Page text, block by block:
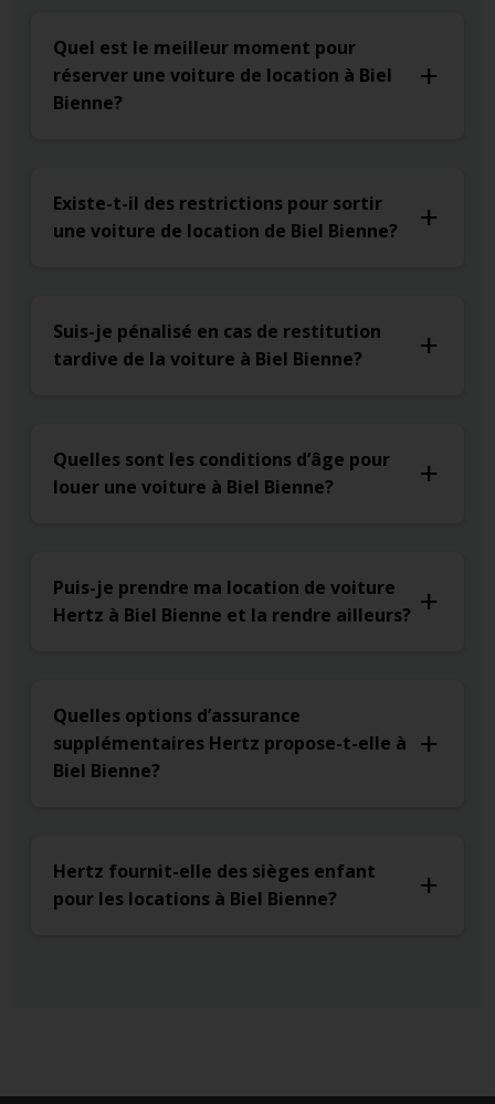
Quel est le meilleur moment pour
réserver une voiture de location à Biel
Bienne?
Existe-t-il des restrictions pour sortir
une voiture de location de Biel Bienne?
Suis-je pénalisé en cas de restitution
tardive de la voiture à Biel Bienne?
Quelles sont les conditions d’âge pour
louer une voiture à Biel Bienne?
Puis-je prendre ma location de voiture
Hertz à Biel Bienne et la rendre ailleurs?
Quelles options d’assurance
supplémentaires Hertz propose-t-elle à
Biel Bienne?
Hertz fournit-elle des sièges enfant
pour les locations à Biel Bienne?